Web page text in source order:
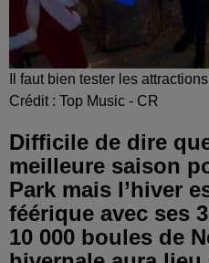
Il faut bien tester les
Crédit : Top Music - CR
Difficile de dire
meilleure saison
Park mais l’hiver
féérique avec ses
10 000 boules de